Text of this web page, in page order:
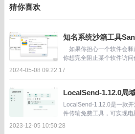
猜你喜欢
知名系统沙箱工具
源版
如果你担心一个软件会释
你想完全阻止某个软件访问
那么就把它放到沙箱里。
2024-05-08 09:22:17
LocalSend-1.12.0局
具，告别微信文件助
LocalSend-1.12.0是一款
件传输免费工具，可实现电
的文件互传，告别蓝牙、
2023-12-05 10:50:28